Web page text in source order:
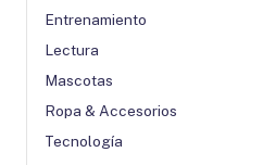
Entrenamiento
Lectura
Mascotas
Ropa & Accesorios
Tecnología